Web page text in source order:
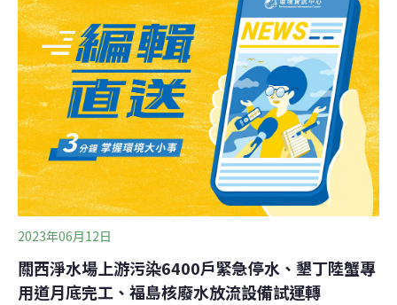
島的沿海地區，因數量稀少不容易發現，性成熟前在野外
難以觀察記錄，更不用說發現各個不同生命週期的幼蟹個
體。農業部生物多樣性研究所今（7日）發布新聞稿表
示，研究人員於6月13日及14日夜晚，在綠島進行陸域蟹
類調查時，在公館地區一處林投海岸林區域，觀察記錄到
多筆不同體型大小的椰子蟹幼蟹，概估胸甲長約1公分至3
公分，涵蓋1至5歲年齡層。生多所助理研究員陳榮宗受訪
表示，由於椰子蟹外觀近似常見的小型陸寄居蟹，即使偶
遇也難以被識別，此次首次發現椰
2023年06月12日
關西淨水場上游污染6400戶緊急停水、墾丁陸蟹專
用道月底完工、福島核廢水放流設備試運轉